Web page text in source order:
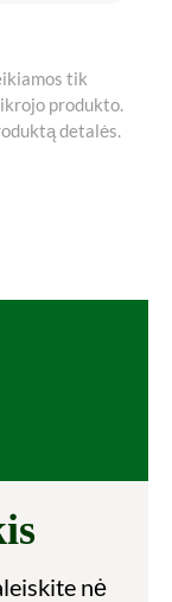
tik
produkto.
detalės.
nė